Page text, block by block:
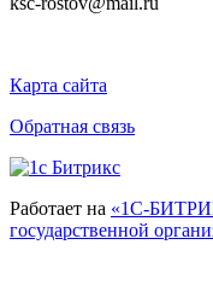
Карта сайта
Обратная связь
Работает на «1С-
государственной